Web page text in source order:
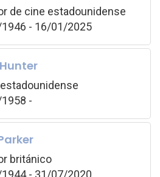
de cine estadounidense
- 16/01/2025
-
británico
- 31/07/2020